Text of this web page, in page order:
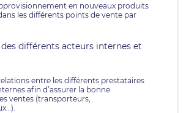
en nouveaux produits
les différents points de vente par
différents acteurs internes et
entre les différents prestataires
afin d’assurer la bonne
ventes (transporteurs,